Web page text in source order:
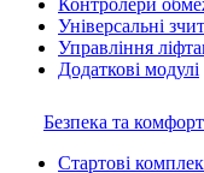
Контролери
Універсальні
Управління
Додаткові модулі
Безпека та комфорт
Стартові